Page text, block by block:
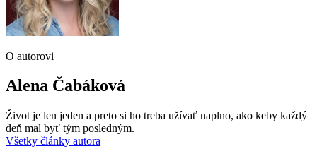
O autorovi
Alena Čabáková
Život je len jeden a preto si ho treba užívať naplno, ako keby každý
deň mal byť tým posledným.
Všetky články autora